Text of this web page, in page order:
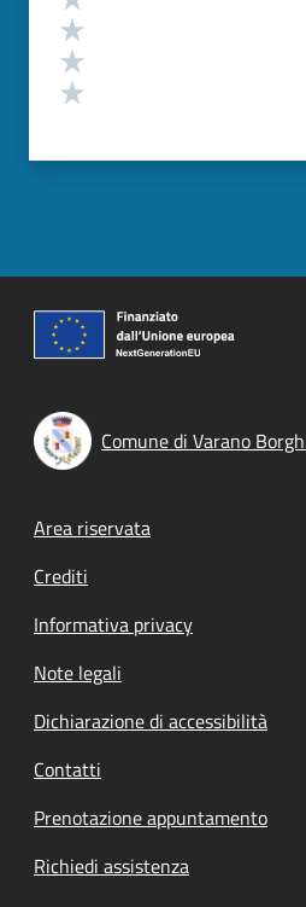
Comune di Varano
Footer menu
Area riservata
Crediti
Informativa privacy
Note legali
Dichiarazione di accessibilità
Contatti
Prenotazione appuntamento
Richiedi assistenza